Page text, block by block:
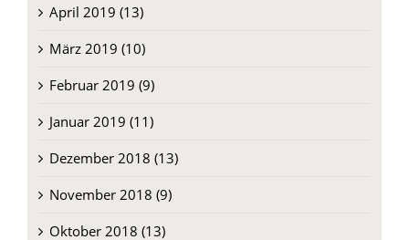
März 2019 (10)
Februar 2019 (9)
Januar 2019 (11)
Dezember 2018 (13)
November 2018 (9)
Oktober 2018 (13)
September 2018 (12)